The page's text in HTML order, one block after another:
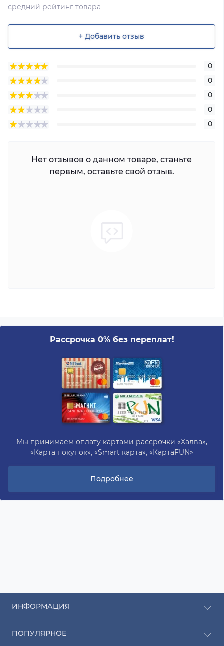
средний рейтинг товара
+ Добавить отзыв
0
0
0
0
0
Нет отзывов о данном товаре, станьте
первым, оставьте свой отзыв.
Рассрочка 0% без переплат!
Мы принимаем оплату картами рассрочки «Халва»,
«Карта покупок», «Smart карта», «КартаFUN»
Подробнее
ИНФОРМАЦИЯ
Оплата
ПОПУЛЯРНОЕ